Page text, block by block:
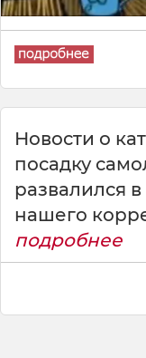
Новости о
посадку
развалился
нашего
подробнее